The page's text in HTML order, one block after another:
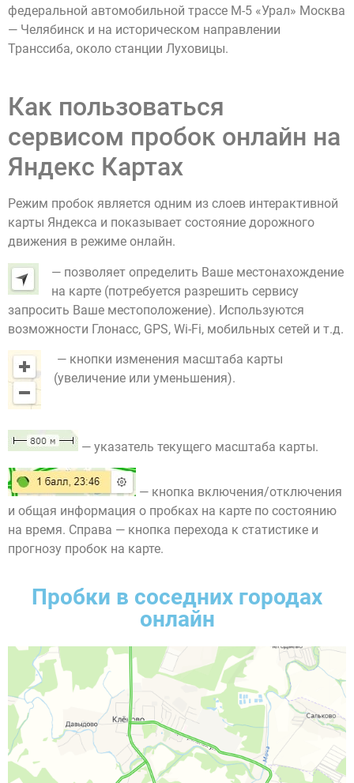
федеральной автомобильной трассе М-5 «Урал» Москва
— Челябинск и на историческом направлении
Транссиба, около станции Луховицы.
Как пользоваться
сервисом пробок онлайн на
Яндекс Картах
Режим пробок является одним из слоев интерактивной
карты Яндекса и показывает состояние дорожного
движения в режиме онлайн.
— позволяет определить Ваше местонахождение
на карте (потребуется разрешить сервису
запросить Ваше местоположение). Используются
возможности Глонасс, GPS, Wi-Fi, мобильных сетей и т.д.
— кнопки изменения масштаба карты
(увеличение или уменьшения).
— указатель текущего масштаба карты.
— кнопка включения/отключения
и общая информация о пробках на карте по состоянию
на время. Справа — кнопка перехода к статистике и
прогнозу пробок на карте.
Пробки в соседних городах
онлайн